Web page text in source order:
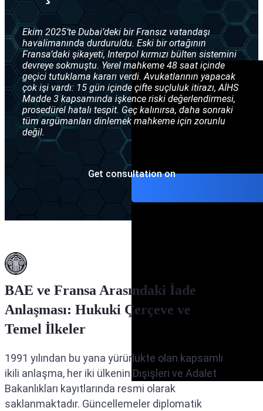
İade
Interpol Gümüş
Interpol
Ekim 2025’te Dubai’deki bir Fransız vatandaşı
havalimanında durduruldu. Eski bir ortağının
Fransa’daki şikayeti, Interpol kırmızı bülten sistemini
devreye sokmuştu. Yerel mahkeme 48 saat içinde
geçici tutuklama kararı verdi. Avukatlarının yapacak
çok işi vardı: 15 gün içinde çifte suçluluk itirazı, AİHS
Madde 3 kapsamında işkence riski değerlendirmesi,
prosedürel hatalı tespit. Geç kalınırsa, daha sonraki
tüm argümanları dinlemek mahkeme için zorunlu
değil.
Get consultation on
BAE ve Fransa Arasındaki İade
Anlaşması: Hukuki Çerçeve ve
Temel İlkeler
1991 yılından bu yana yürürlükte olan kapsamlı
ikili anlaşma, her iki ülkenin Dışişleri ve Adalet
Bakanlıkları kayıtlarında resmi olarak
saklanmaktadır. Güncellemeler diplomatik